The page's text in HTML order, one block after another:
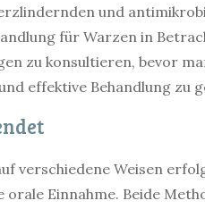
und
für Warzen in
zu konsultieren, bevor
effektive Behandlung zu
verschiedene Weisen
Einnahme. Beide